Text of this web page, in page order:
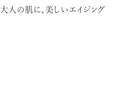
大人の肌に、美しいエイジング